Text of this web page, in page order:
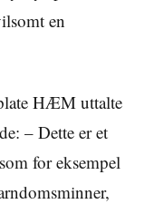
en
HÆM uttalte
– Dette er et
for eksempel